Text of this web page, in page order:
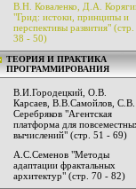
В.Н. Коваленко, Д.А.
"Грид: истоки, принципы и
перспективы развития" (стр.
38 - 50)
ТЕОРИЯ И ПРАКТИКА
ПРОГРАММИРОВАНИЯ
В.И.Городецкий, О.В.
Карсаев, В.В.Самойлов, С.В.
Серебряков "Агентская
платформа для
вычислений" (стр. 51 - 69)
А.С.Семенов "Методы
адаптации фрактальных
архитектур" (стр. 70 - 82)